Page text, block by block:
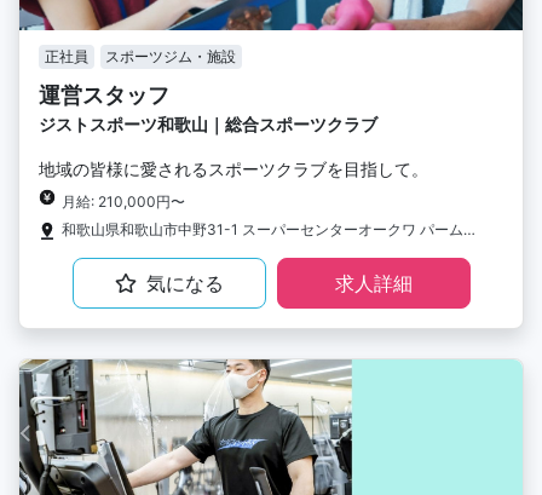
正社員 スポーツジム・施設
運営スタッフ
ジストスポーツ和歌山｜総合スポーツクラブ
地域の皆様に愛されるスポーツクラブを目指して。
月給: 210,000円〜
和歌山県和歌山市中野31-1 スーパーセンターオークワ パームシティ和歌山店3F
気になる 求人詳細